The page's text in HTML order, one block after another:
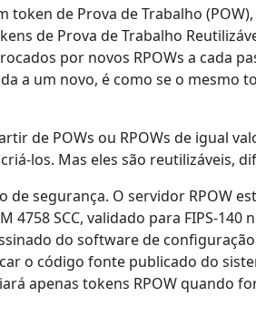
token de Prova de Trabalho
de Prova de Trabalho
por novos RPOWs a cada
a um novo, é como se o mesmo
de POWs ou RPOWs de igual
los. Mas eles são reutilizáveis,
segurança. O servidor RPOW
SCC, validado para FIPS-140
do software de
o código fonte publicado do
apenas tokens RPOW quando